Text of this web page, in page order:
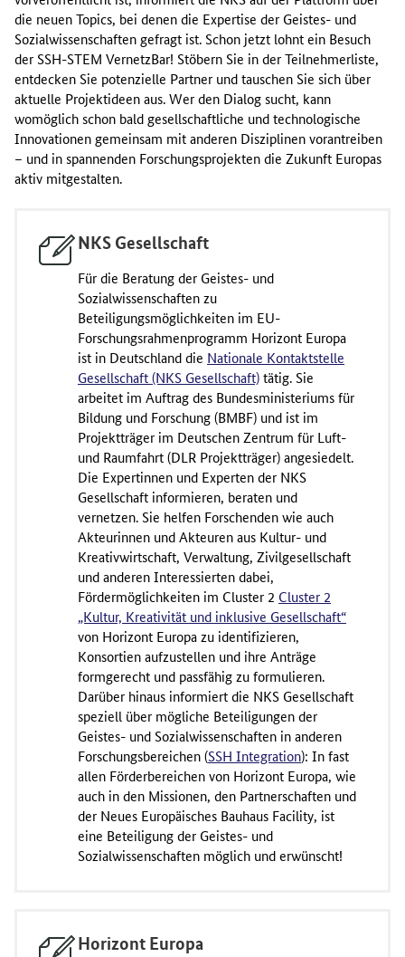
die neuenTopics, bei denen die Expertise der Geistes- und
Sozialwissenschaften gefragt ist. Schon jetzt lohnt ein Besuch
der SSH-STEM VernetzBar! Stöbern Sie in der Teilnehmerliste,
entdecken Sie potenzielle Partner und tauschen Sie sich über
aktuelle Projektideen aus. Wer den Dialog sucht, kann
womöglich schon bald gesellschaftliche und technologische
Innovationen gemeinsam mit anderen Disziplinen vorantreiben
– und in spannenden Forschungsprojekten die Zukunft Europas
aktiv mitgestalten.
NKS Gesellschaft
Für die Beratung der Geistes- und
Sozialwissenschaften zu
Beteiligungsmöglichkeiten im EU-
Forschungsrahmenprogramm Horizont Europa
ist in Deutschland die Nationale Kontaktstelle
Gesellschaft (NKS Gesellschaft)tätig. Sie
arbeitet im Auftrag des Bundesministeriums für
Bildung und Forschung (BMBF) und ist im
Projektträger im Deutschen Zentrum für Luft-
und Raumfahrt (DLR Projektträger) angesiedelt.
Die Expertinnen und Experten der NKS
Gesellschaft informieren, beraten und
vernetzen. Sie helfen Forschenden wie auch
Akteurinnen und Akteuren aus Kultur- und
Kreativwirtschaft, Verwaltung, Zivilgesellschaft
und anderen Interessierten dabei,
Fördermöglichkeiten im Cluster 2 Cluster 2
„Kultur, Kreativität und inklusive Gesellschaft“
von Horizont Europa zu identifizieren,
Konsortien aufzustellen und ihre Anträge
formgerecht und passfähig zu formulieren.
Darüber hinaus informiert die NKS Gesellschaft
speziell über mögliche Beteiligungen der
Geistes- und Sozialwissenschaften in anderen
Forschungsbereichen (SSH Integration): In fast
allen Förderbereichen von Horizont Europa, wie
auch in den Missionen, den Partnerschaften und
der Neues Europäisches Bauhaus Facility, ist
eine Beteiligung der Geistes- und
Sozialwissenschaften möglich und erwünscht!
Horizont Europa